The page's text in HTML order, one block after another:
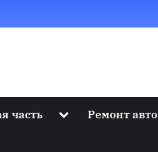
часть ToggleРемонт авто